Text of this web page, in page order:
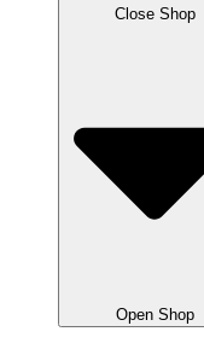
Close Shop
Open Shop